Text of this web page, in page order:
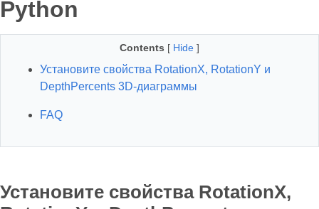
Python
Contents [ Hide ]
Установите свойства RotationX, RotationY и
DepthPercents 3D‑диаграммы
FAQ
Установите свойства RotationX,